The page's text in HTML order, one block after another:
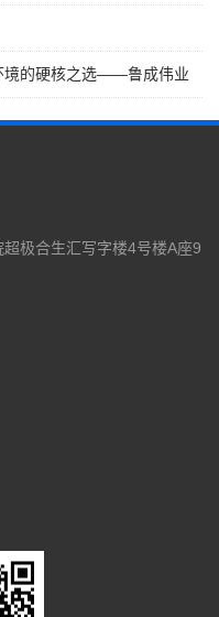
境的硬核之选——鲁成伟业
极合生汇写字楼4号楼A座9